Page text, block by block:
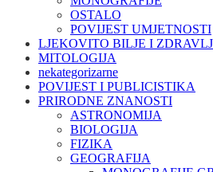
OSTALO
POVIJEST UMJETNOSTI
LJEKOVITO BILJE I
MITOLOGIJA
nekategorizarne
POVIJEST I PUBLICISTIKA
PRIRODNE ZNANOSTI
ASTRONOMIJA
BIOLOGIJA
FIZIKA
GEOGRAFIJA